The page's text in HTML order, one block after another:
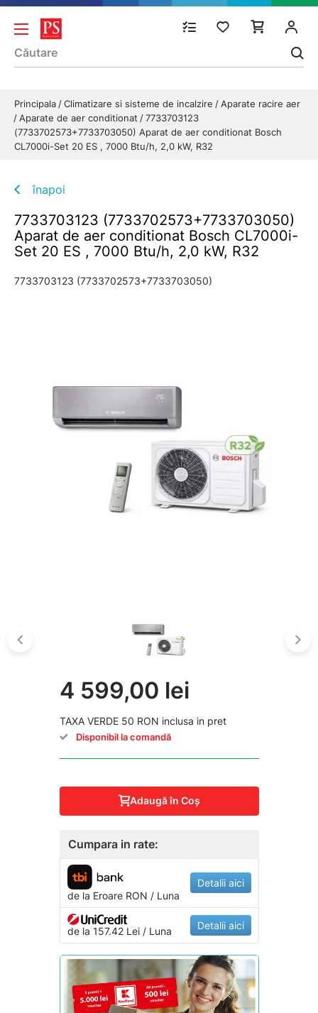
Principala Climatizare si sisteme de incalzire
Aparate racire aer
Aparate de aer conditionat
7733703123
(7733702573+7733703050) Aparat de aer conditionat Bosch
CL7000i-Set 20 ES , 7000 Btu/h, 2,0 kW, R32
înapoi
7733703123 (7733702573+7733703050)
Aparat de aer conditionat Bosch CL7000i-
Set 20 ES , 7000 Btu/h, 2,0 kW, R32
7733703123 (7733702573+7733703050)
4 599,00 lei
TAXA VERDE 50 RON inclusa in pret
Disponibil la comandă
Adaugă în Coş
Cumpara in rate:
de la EroareRON / Luna
Detalii aici
de la 157.42 Lei / Luna Detalii aici